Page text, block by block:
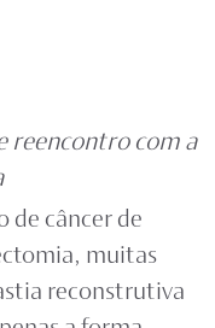
reencontro com a
de câncer de
muitas
reconstrutiva